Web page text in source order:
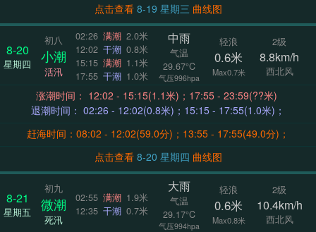
点击查看
8-19 星期三 曲线图
8-20
星期四
初八
小潮
活汛
02:26 满潮 2.0米
12:02 干潮 0.8米
15:15 满潮 1.1米
17:55 干潮 1.0米
中雨
气温
29.67°C
气压996hpa
轻浪
0.6米
Max0.7米
2级
8.8km/h
西北风
涨潮时间： 12:02 - 15:15(1.1米)；17:55 - 23:59(??米)
退潮时间： 02:26 - 12:02(0.8米)；15:15 - 17:55(1.0米)；
赶海时间：08:02 - 12:02(59.0分)；13:55 - 17:55(49.0分)；
点击查看
8-20 星期四 曲线图
8-21
星期五
初九
微潮
死汛
02:55 满潮 1.9米
12:35 干潮 0.7米
大雨
气温
29.17°C
气压994hpa
轻浪
0.6米
Max0.8米
2级
10.4km/h
西北风